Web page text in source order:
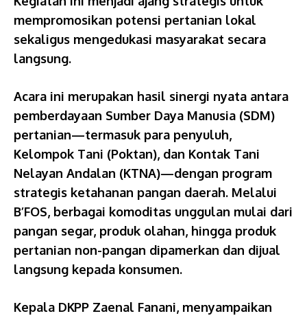
mempromosikan potensi pertanian lokal
sekaligus mengedukasi masyarakat secara
langsung.
Acara ini merupakan hasil sinergi nyata antara
pemberdayaan Sumber Daya Manusia (SDM)
pertanian—termasuk para penyuluh,
Kelompok Tani (Poktan), dan Kontak Tani
Nelayan Andalan (KTNA)—dengan program
strategis ketahanan pangan daerah. Melalui
B’FOS, berbagai komoditas unggulan mulai dari
pangan segar, produk olahan, hingga produk
pertanian non-pangan dipamerkan dan dijual
langsung kepada konsumen.
Kepala DKPP Zaenal Fanani, menyampaikan